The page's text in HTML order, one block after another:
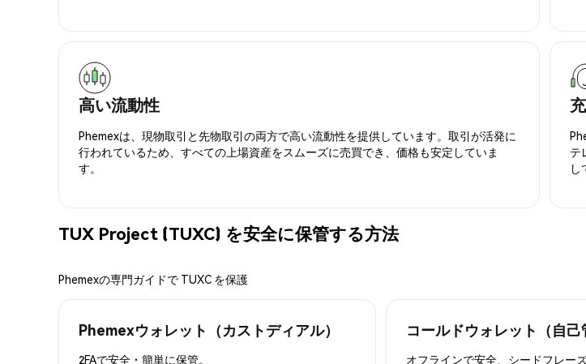
高い流動性
Phemexは、現物取引と先物取引の両方で高い流動性を提供しています。取引が活発に
行われているため、すべての上場資産をスムーズに売買でき、価格も安定していま
す。
テ
し
TUX Project (TUXC) を安全に保管する方法
Phemexの専門ガイドで TUXC を保護
Phemexウォレット（カストディアル）
2FAで安全・簡単に保管。
コールドウォレット（自己
オフラインで安全、シードフレーズ